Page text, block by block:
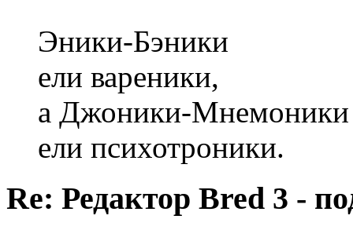
Эники-Бэники
ели вареники,
а Джоники-Мнемоники
ели психотроники.
Re: Редактор Bred 3 -